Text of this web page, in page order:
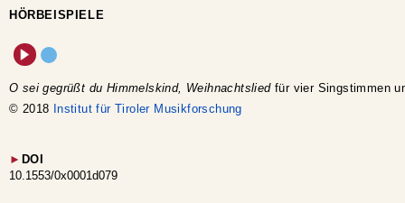
HÖRBEISPIELE
O sei gegrüßt du Himmelskind, Weihnachtsliedfür vier Singstimmen
© 2018 Institut für Tiroler Musikforschung
► DOI
10.1553/0x0001d079